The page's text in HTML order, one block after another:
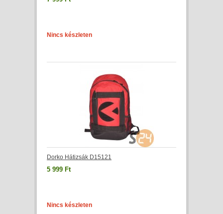
Nincs készleten
Dorko Hátizsák D15121
5 999 Ft
Nincs készleten